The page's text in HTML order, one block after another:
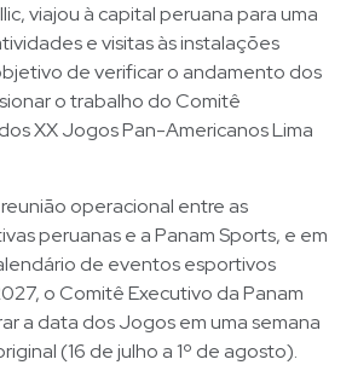
viajou à capital peruana para uma
e visitas às instalações
de verificar o andamento dos
o trabalho do Comitê
XX Jogos Pan-Americanos Lima
operacional entre as
peruanas e a Panam Sports, e em
de eventos esportivos
o Comitê Executivo da Panam
a data dos Jogos em uma semana
(16 de julho a 1º de agosto).